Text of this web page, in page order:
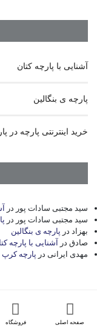
آشنایی با پارچه کتان
پارچه ی بنگالین
خرید اینترنتی پارچه در
سید مجتبی سادات پور در
سید مجتبی سادات پور در
بهزاد در پارچه ی بنگالین
صادق در آشنایی با پارچه
مهدی ایرانی در پارچه کرپ
صفحه اصلی فروشگاه